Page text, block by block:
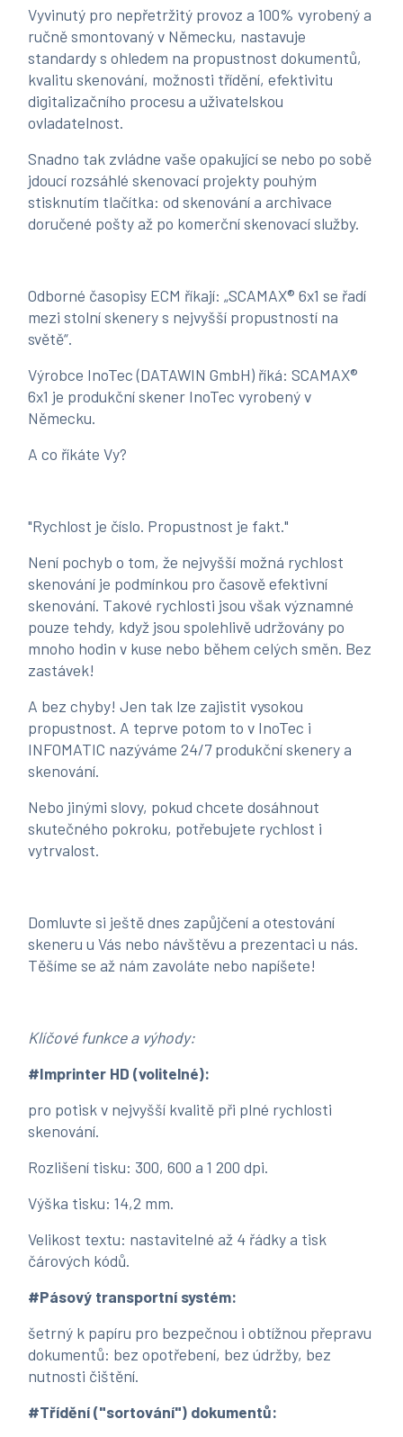
Vyvinutý pro nepřetržitý provoz a 100% vyrobený a
ručně smontovaný v Německu, nastavuje
standardy s ohledem na propustnost dokumentů,
kvalitu skenování, možnosti třídění, efektivitu
digitalizačního procesu a uživatelskou
ovladatelnost.
Snadno tak zvládne vaše opakující se nebo po sobě
jdoucí rozsáhlé skenovací projekty pouhým
stisknutím tlačítka: od skenování a archivace
doručené pošty až po komerční skenovací služby.
Odborné časopisy ECM říkají: „SCAMAX® 6x1 se řadí
mezi stolní skenery s nejvyšší propustností na
světě“.
Výrobce InoTec (DATAWIN GmbH) říká: SCAMAX®
6x1 je produkční skener InoTec vyrobený v
Německu.
A co říkáte Vy?
"Rychlost je číslo. Propustnost je fakt."
Není pochyb o tom, že nejvyšší možná rychlost
skenování je podmínkou pro časově efektivní
skenování. Takové rychlosti jsou však významné
pouze tehdy, když jsou spolehlivě udržovány po
mnoho hodin v kuse nebo během celých směn. Bez
zastávek!
A bez chyby! Jen tak lze zajistit vysokou
propustnost. A teprve potom to v InoTec i
INFOMATIC nazýváme 24/7 produkční skenery a
skenování.
Nebo jinými slovy, pokud chcete dosáhnout
skutečného pokroku, potřebujete rychlost i
vytrvalost.
Domluvte si ještě dnes zapůjčení a otestování
skeneru u Vás nebo návštěvu a prezentaci u nás.
Těšíme se až nám zavoláte nebo napíšete!
Klíčové funkce a výhody:
#Imprinter HD (volitelné):
pro potisk v nejvyšší kvalitě při plné rychlosti
skenování.
Rozlišení tisku: 300, 600 a 1 200 dpi.
Výška tisku: 14,2 mm.
Velikost textu: nastavitelné až 4 řádky a tisk
čárových kódů.
#Pásový transportní systém:
šetrný k papíru pro bezpečnou i obtížnou přepravu
dokumentů: bez opotřebení, bez údržby, bez
nutnosti čištění.
#Třídění ("sortování") dokumentů: